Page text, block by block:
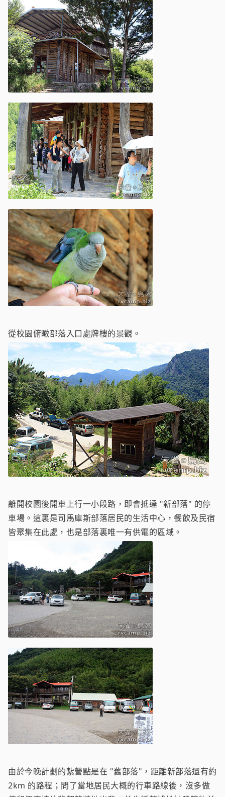
從校園俯瞰部落入口處牌樓的景觀。
離開校園後開車上行一小段路，即會抵達 "新部落" 的停
車場。這裏是司馬庫斯部落居民的生活中心，餐飲及民宿
皆聚集在此處，也是部落裏唯一有供電的區域。
由於今晚計劃的紮營點是在 "舊部落"，距離新部落還有約
2km 的路程；問了當地居民大概的行車路線後，沒多做